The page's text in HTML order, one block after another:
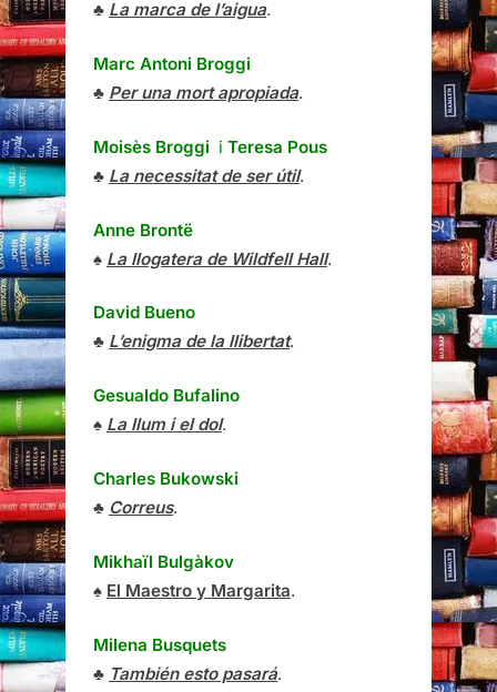
♣ La marca de l’aigua.
Marc Antoni Broggi
♣ Per una mort apropiada.
Moisès Broggi i Teresa Pous
♣ La necessitat de ser útil.
Anne Brontë
♠ La llogatera de Wildfell Hall.
David Bueno
♣ L’enigma de la llibertat.
Gesualdo Bufalino
♠ La llum i el dol.
Charles Bukowski
♣ Correus.
Mikhaïl Bulgàkov
♠ El Maestro y Margarita.
Milena Busquets
♣ También esto pasará.